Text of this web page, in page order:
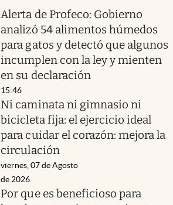
Alerta de Profeco: Gobierno
analizó 54 alimentos húmedos
para gatos y detectó que algunos
incumplen con la ley y mienten
en su declaración
15:46
Ni caminata ni gimnasio ni
bicicleta fija: el ejercicio ideal
para cuidar el corazón: mejora la
circulación
viernes, 07 de Agosto
de 2026
Por que es beneficioso para